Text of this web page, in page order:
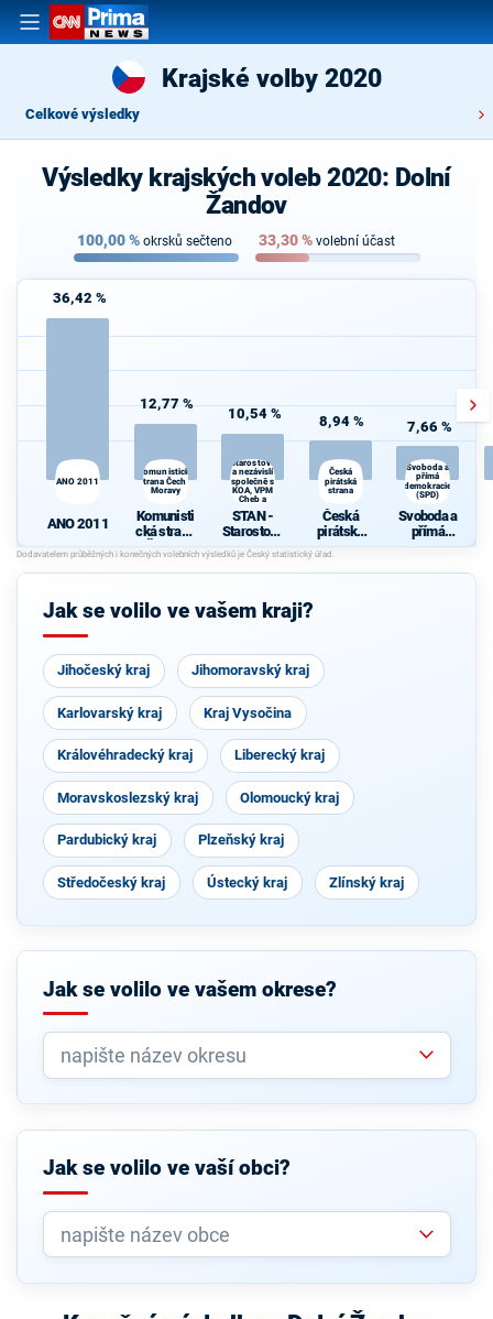
Krajské volby 2020
Celkové výsledky
Výsledky krajských voleb 2020: Dolní
Žandov
100,00% okrsků sečteno 33,30% volební účast
36,42 %
ANO 2011
ANO 2011
12,77 %
Komunistická
strana Čech a
Moravy
Komunisti
cká strana
Čech a
Moravy
10,54 %
Starostové
a nezávislí
společně s
KOA, VPM
Cheb a
STAN -
Starostové
a nezávislí
společně s
KOA, VPM
TOP 09
8,94 %
Česká
pirátská
strana
Česká
pirátská
strana
7,66 %
Svoboda a
přímá
demokracie
(SPD)
Svoboda a
přímá
demokraci
Jak se volilo ve vašem kraji?
Jihočeský kraj Jihomoravský kraj
Karlovarský kraj Kraj Vysočina
Královéhradecký kraj Liberecký kraj
Moravskoslezský kraj Olomoucký kraj
Pardubický kraj Plzeňský kraj
Středočeský kraj Ústecký kraj Zlínský kraj
Jak se volilo ve vašem okrese?
Jak se volilo ve vaší obci?